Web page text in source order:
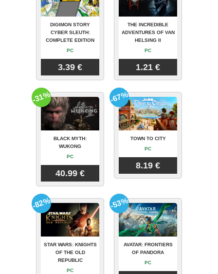
DIGIMON STORY
CYBER SLEUTH:
COMPLETE EDITION
PC
3.39 €
THE INCREDIBLE
ADVENTURES OF VAN
HELSING II
PC
1.21 €
BLACK MYTH:
WUKONG
PC
40.99 €
-31%
TOWN TO CITY
PC
8.19 €
-67%
STAR WARS: KNIGHTS
OF THE OLD
REPUBLIC
PC
-82%
AVATAR: FRONTIERS
OF PANDORA
PC
-53%